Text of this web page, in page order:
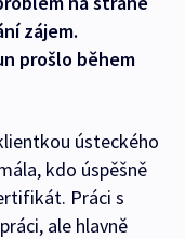
zájem.
prošlo během
ústeckého
kdo úspěšně
Práci s
ale hlavně